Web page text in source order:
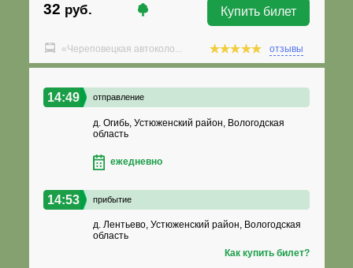
32 руб. Купить билет
«Череповецкая автоколо... отзывы
14:49 отправление
д. Огибь, Устюженский район, Вологодская
область
ежедневно
14:53 прибытие
д. Лентьево, Устюженский район, Вологодская
область
Как купить билет?